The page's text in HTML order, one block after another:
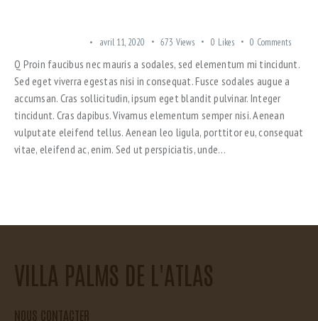
avril 11, 2020 673 Views 0 Likes 0 Comments
Q Proin faucibus nec mauris a sodales, sed elementum mi tincidunt.
Sed eget viverra egestas nisi in consequat. Fusce sodales augue a
accumsan. Cras sollicitudin, ipsum eget blandit pulvinar. Integer
tincidunt. Cras dapibus. Vivamus elementum semper nisi. Aenean
vulputate eleifend tellus. Aenean leo ligula, porttitor eu, consequat
vitae, eleifend ac, enim. Sed ut perspiciatis, unde…
VILLA PALMS DE L'ATLAS
NOUS CONTACTER